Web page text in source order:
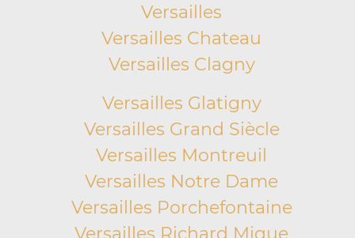
Versailles
Versailles Chateau
Versailles Clagny
Versailles Glatigny
Versailles Grand Siècle
Versailles Montreuil
Versailles Notre Dame
Versailles Porchefontaine
Versailles Richard Mique